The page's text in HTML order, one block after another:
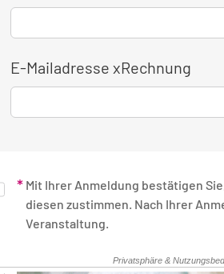
E-Mailadresse xRechnung
Mit Ihrer Anmeldung bestätigen
diesen zustimmen. Nach Ihrer Anmeldung erhalten Sie eine schriftliche Bestätigung. Unsere Rechnung erhalten Sie nach Ende der
Veranstaltung.
Sicherheitsüberprüfung